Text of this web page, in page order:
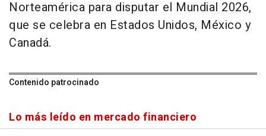
Norteamérica para disputar el Mundial 2026,
que se celebra en Estados Unidos, México y
Canadá.
Contenido patrocinado
Lo más leído en mercado financiero